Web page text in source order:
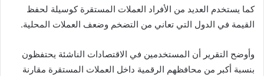
كما يستخدم العديد من الأفراد العملات المستقرة كوسيلة لحفظ
القيمة في الدول التي تعاني من التضخم وضعف العملات المحلية.
وأوضح التقرير أن المستخدمين في الاقتصادات الناشئة يحتفظون
بنسبة أكبر من محافظهم الرقمية داخل العملات المستقرة مقارنة